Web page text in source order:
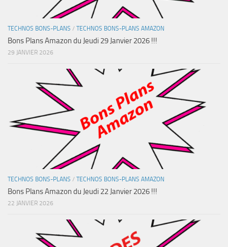
TECHNOS BONS-PLANS / TECHNOS BONS-PLANS AMAZON
Bons Plans Amazon du Jeudi 29 Janvier 2026 !!!
29 JANVIER 2026
TECHNOS BONS-PLANS / TECHNOS BONS-PLANS AMAZON
Bons Plans Amazon du Jeudi 22 Janvier 2026 !!!
22 JANVIER 2026